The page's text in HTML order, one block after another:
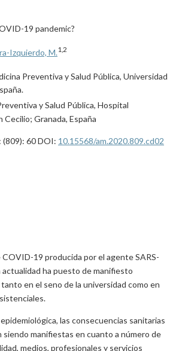
19 pandemic?
Izquierdo, M.1,2
Preventiva y Salud Pública, Universidad
y Salud Pública, Hospital
Granada, España
(809): 60 DOI: 10.15568/am.2020.809.cd02
COVID-19 producida por el agente SARS-
actualidad ha puesto de manifiesto
en el seno de la universidad como en
las consecuencias sanitarias
siendo manifiestas en cuanto a número de
medios, profesionales y servicios